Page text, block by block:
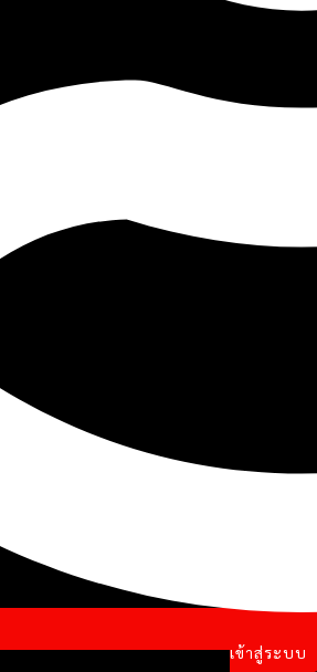
เข้าสู่ระบบ